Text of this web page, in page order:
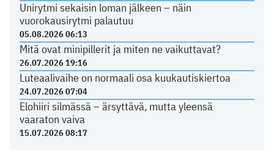
Unirytmi sekaisin loman jälkeen – näin
vuorokausirytmi palautuu
05.08.2026 06:13
Mitä ovat minipillerit ja miten ne vaikuttavat?
26.07.2026 19:16
Luteaalivaihe on normaali osa kuukautiskiertoa
24.07.2026 07:04
Elohiiri silmässä – ärsyttävä, mutta yleensä
vaaraton vaiva
15.07.2026 08:17